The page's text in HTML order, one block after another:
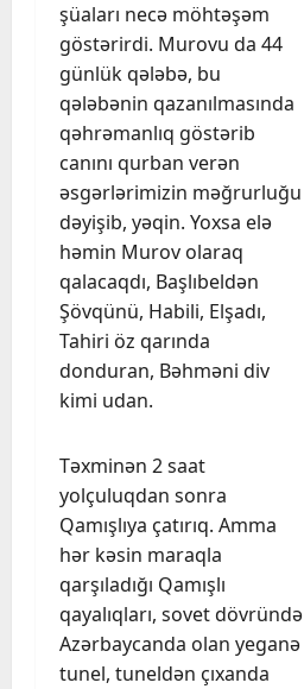
şüaları necə möhtəşəm
göstərirdi. Murovu da 44
günlük qələbə, bu
qələbənin qazanılmasında
qəhrəmanlıq göstərib
canını qurban verən
əsgərlərimizin məğrurluğu
dəyişib, yəqin. Yoxsa elə
həmin Murov olaraq
qalacaqdı, Başlıbeldən
Şövqünü, Habili, Elşadı,
Tahiri öz qarında
donduran, Bəhməni div
kimi udan.
Təxminən 2 saat
yolçuluqdan sonra
Qamışlıya çatırıq. Amma
hər kəsin maraqla
qarşıladığı Qamışlı
qayalıqları, sovet dövründə
Azərbaycanda olan yeganə
tunel, tuneldən çıxanda